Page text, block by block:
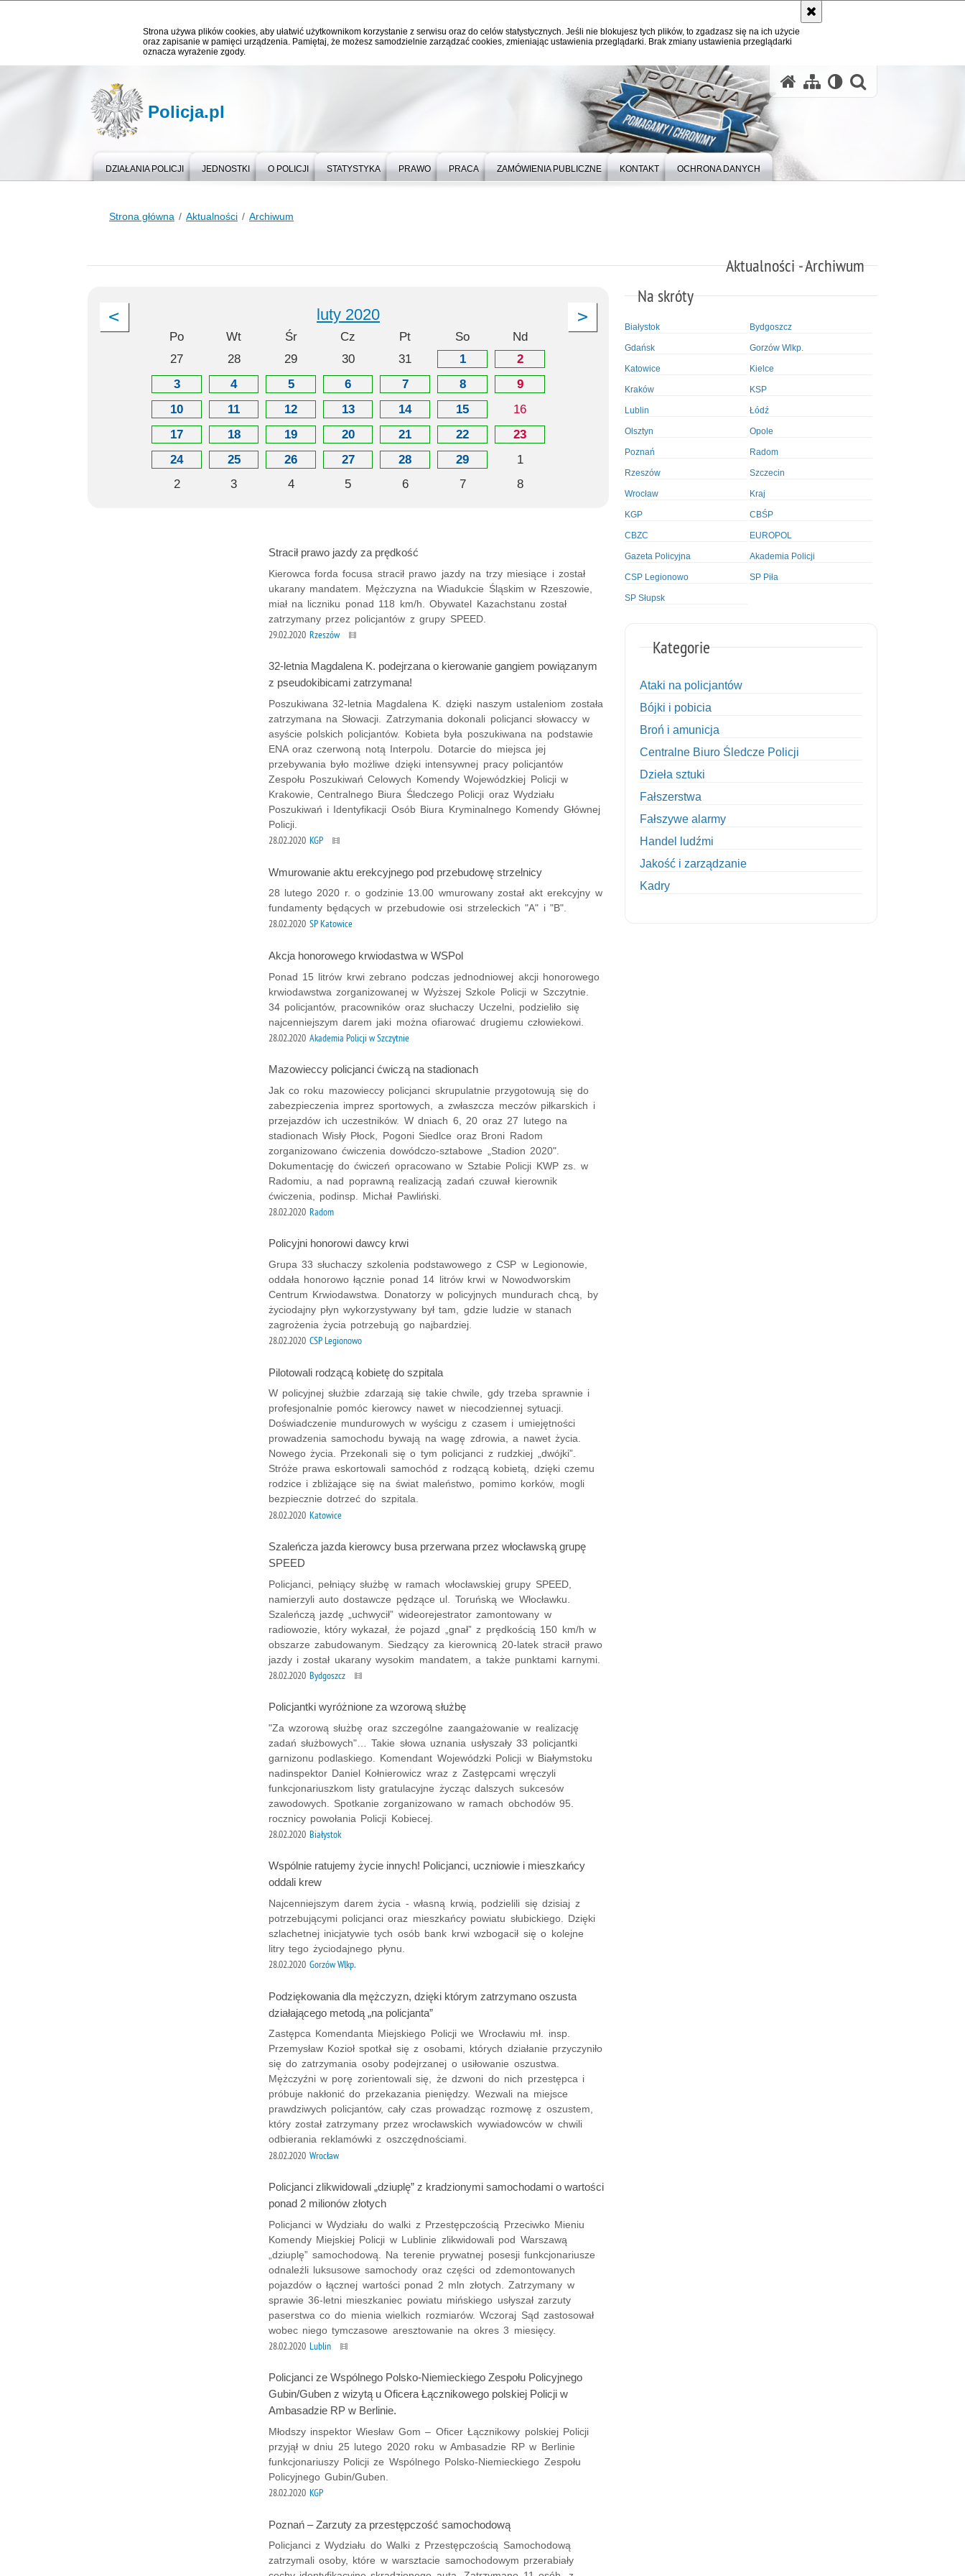
Strona używa plików cookies, aby ułatwić użytkownikom korzystanie z serwisu oraz do celów statystycznych. Jeśli nie blokujesz tych plików, to zgadzasz się na ich użycie
oraz zapisanie w pamięci urządzenia. Pamiętaj, że możesz samodzielnie zarządzać cookies, zmieniając ustawienia przeglądarki. Brak zmiany ustawienia przeglądarki
oznacza wyrażenie zgody.
Policja.pl
DZIAŁANIA POLICJI JEDNOSTKI O POLICJI STATYSTYKA PRAWO PRACA ZAMÓWIENIA PUBLICZNE KONTAKT OCHRONA DANYCH
Strona główna Aktualności Archiwum
Aktualności - Archiwum
luty 2020
Po Wt Śr Cz Pt So
Nd
27
28 29 30 31 1
2
3
4 5 6 7 8
9
10
11 12 13 14 15
16
17
18 19 20 21 22
23
24
25 26 27 28 29
1
2
3 4 5 6 7 8
Stracił prawo jazdy za prędkość
Kierowca forda focusa stracił prawo jazdy na trzy miesiące i został
ukarany mandatem. Mężczyzna na Wiadukcie Śląskim w Rzeszowie,
miał na liczniku ponad 118 km/h. Obywatel Kazachstanu został
zatrzymany przez policjantów z grupy SPEED.
29.02.2020 Rzeszów
32-letnia Magdalena K. podejrzana o kierowanie gangiem powiązanym
z pseudokibicami zatrzymana!
Poszukiwana 32-letnia Magdalena K. dzięki naszym ustaleniom została
zatrzymana na Słowacji. Zatrzymania dokonali policjanci słowaccy w
asyście polskich policjantów. Kobieta była poszukiwana na podstawie
ENA oraz czerwoną notą Interpolu. Dotarcie do miejsca jej
przebywania było możliwe dzięki intensywnej pracy policjantów
Zespołu Poszukiwań Celowych Komendy Wojewódzkiej Policji w
Krakowie, Centralnego Biura Śledczego Policji oraz Wydziału
Poszukiwań i Identyfikacji Osób Biura Kryminalnego Komendy Głównej
Policji.
28.02.2020 KGP
Wmurowanie aktu erekcyjnego pod przebudowę strzelnicy
28 lutego 2020 r. o godzinie 13.00 wmurowany został akt erekcyjny w
fundamenty będących w przebudowie osi strzeleckich "A" i "B".
28.02.2020 SP Katowice
Akcja honorowego krwiodastwa w WSPol
Ponad 15 litrów krwi zebrano podczas jednodniowej akcji honorowego
krwiodawstwa zorganizowanej w Wyższej Szkole Policji w Szczytnie.
34 policjantów, pracowników oraz słuchaczy Uczelni, podzieliło się
najcenniejszym darem jaki można ofiarować drugiemu człowiekowi.
28.02.2020 Akademia Policji w Szczytnie
Mazowieccy policjanci ćwiczą na stadionach
Jak co roku mazowieccy policjanci skrupulatnie przygotowują się do
zabezpieczenia imprez sportowych, a zwłaszcza meczów piłkarskich i
przejazdów ich uczestników. W dniach 6, 20 oraz 27 lutego na
stadionach Wisły Płock, Pogoni Siedlce oraz Broni Radom
zorganizowano ćwiczenia dowódczo-sztabowe „Stadion 2020".
Dokumentację do ćwiczeń opracowano w Sztabie Policji KWP zs. w
Radomiu, a nad poprawną realizacją zadań czuwał kierownik
ćwiczenia, podinsp. Michał Pawliński.
28.02.2020 Radom
Policyjni honorowi dawcy krwi
Grupa 33 słuchaczy szkolenia podstawowego z CSP w Legionowie,
oddała honorowo łącznie ponad 14 litrów krwi w Nowodworskim
Centrum Krwiodawstwa. Donatorzy w policyjnych mundurach chcą, by
życiodajny płyn wykorzystywany był tam, gdzie ludzie w stanach
zagrożenia życia potrzebują go najbardziej.
28.02.2020 CSP Legionowo
Pilotowali rodzącą kobietę do szpitala
W policyjnej służbie zdarzają się takie chwile, gdy trzeba sprawnie i
profesjonalnie pomóc kierowcy nawet w niecodziennej sytuacji.
Doświadczenie mundurowych w wyścigu z czasem i umiejętności
prowadzenia samochodu bywają na wagę zdrowia, a nawet życia.
Nowego życia. Przekonali się o tym policjanci z rudzkiej „dwójki”.
Stróże prawa eskortowali samochód z rodzącą kobietą, dzięki czemu
rodzice i zbliżające się na świat maleństwo, pomimo korków, mogli
bezpiecznie dotrzeć do szpitala.
28.02.2020 Katowice
Szaleńcza jazda kierowcy busa przerwana przez włocławską grupę
SPEED
Policjanci, pełniący służbę w ramach włocławskiej grupy SPEED,
namierzyli auto dostawcze pędzące ul. Toruńską we Włocławku.
Szaleńczą jazdę „uchwycił” wideorejestrator zamontowany w
radiowozie, który wykazał, że pojazd „gnał” z prędkością 150 km/h w
obszarze zabudowanym. Siedzący za kierownicą 20-latek stracił prawo
jazdy i został ukarany wysokim mandatem, a także punktami karnymi.
28.02.2020 Bydgoszcz
Policjantki wyróżnione za wzorową służbę
"Za wzorową służbę oraz szczególne zaangażowanie w realizację
zadań służbowych"… Takie słowa uznania usłyszały 33 policjantki
garnizonu podlaskiego. Komendant Wojewódzki Policji w Białymstoku
nadinspektor Daniel Kołnierowicz wraz z Zastępcami wręczyli
funkcjonariuszkom listy gratulacyjne życząc dalszych sukcesów
zawodowych. Spotkanie zorganizowano w ramach obchodów 95.
rocznicy powołania Policji Kobiecej.
28.02.2020 Białystok
Wspólnie ratujemy życie innych! Policjanci, uczniowie i mieszkańcy
oddali krew
Najcenniejszym darem życia - własną krwią, podzielili się dzisiaj z
potrzebującymi policjanci oraz mieszkańcy powiatu słubickiego. Dzięki
szlachetnej inicjatywie tych osób bank krwi wzbogacił się o kolejne
litry tego życiodajnego płynu.
28.02.2020 Gorzów Wlkp.
Podziękowania dla mężczyzn, dzięki którym zatrzymano oszusta
działającego metodą „na policjanta”
Zastępca Komendanta Miejskiego Policji we Wrocławiu mł. insp.
Przemysław Kozioł spotkał się z osobami, których działanie przyczyniło
się do zatrzymania osoby podejrzanej o usiłowanie oszustwa.
Mężczyźni w porę zorientowali się, że dzwoni do nich przestępca i
próbuje nakłonić do przekazania pieniędzy. Wezwali na miejsce
prawdziwych policjantów, cały czas prowadząc rozmowę z oszustem,
który został zatrzymany przez wrocławskich wywiadowców w chwili
odbierania reklamówki z oszczędnościami.
28.02.2020 Wrocław
Policjanci zlikwidowali „dziuplę” z kradzionymi samochodami o wartości
ponad 2 milionów złotych
Policjanci w Wydziału do walki z Przestępczością Przeciwko Mieniu
Komendy Miejskiej Policji w Lublinie zlikwidowali pod Warszawą
„dziuplę” samochodową. Na terenie prywatnej posesji funkcjonariusze
odnaleźli luksusowe samochody oraz części od zdemontowanych
pojazdów o łącznej wartości ponad 2 mln złotych. Zatrzymany w
sprawie 36-letni mieszkaniec powiatu mińskiego usłyszał zarzuty
paserstwa co do mienia wielkich rozmiarów. Wczoraj Sąd zastosował
wobec niego tymczasowe aresztowanie na okres 3 miesięcy.
28.02.2020 Lublin
Policjanci ze Wspólnego Polsko-Niemieckiego Zespołu Policyjnego
Gubin/Guben z wizytą u Oficera Łącznikowego polskiej Policji w
Ambasadzie RP w Berlinie.
Młodszy inspektor Wiesław Gom – Oficer Łącznikowy polskiej Policji
przyjął w dniu 25 lutego 2020 roku w Ambasadzie RP w Berlinie
funkcjonariuszy Policji ze Wspólnego Polsko-Niemieckiego Zespołu
Policyjnego Gubin/Guben.
28.02.2020 KGP
Poznań – Zarzuty za przestępczość samochodową
Policjanci z Wydziału do Walki z Przestępczością Samochodową
zatrzymali osoby, które w warsztacie samochodowym przerabiały
Na skróty
Białystok Bydgoszcz
Gdańsk Gorzów Wlkp.
Katowice Kielce
Kraków KSP
Lublin Łódź
Olsztyn Opole
Poznań Radom
Rzeszów Szczecin
Wrocław Kraj
KGP CBŚP
CBZC EUROPOL
Gazeta Policyjna Akademia Policji
CSP Legionowo SP Piła
SP Słupsk
Kategorie
Ataki na policjantów
Bójki i pobicia
Broń i amunicja
Centralne Biuro Śledcze Policji
Dzieła sztuki
Fałszerstwa
Fałszywe alarmy
Handel ludźmi
Jakość i zarządzanie
Kadry